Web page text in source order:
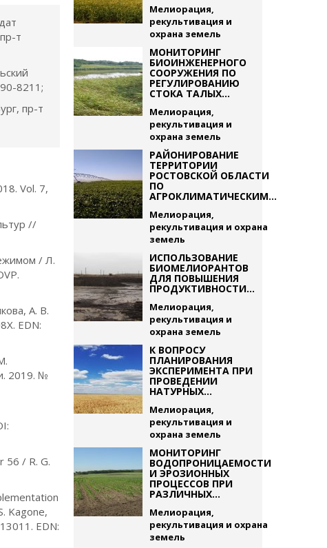
т
8211;
пр-т
Vol. 7,
//
/ Л.
А. В.
EDN:
2019. №
56 / R. G.
Kagone,
EDN:
Мелиорация,
рекультивация и
охрана земель
МОНИТОРИНГ
БИОИНЖЕНЕРНОГО
СООРУЖЕНИЯ ПО
РЕГУЛИРОВАНИЮ
СТОКА ТАЛЫХ...
Мелиорация,
рекультивация и
охрана земель
РАЙОНИРОВАНИЕ
ТЕРРИТОРИИ
РОСТОВСКОЙ ОБЛАСТИ
ПО
АГРОКЛИМАТИЧЕСКИМ...
Мелиорация,
рекультивация и охрана
земель
ИСПОЛЬЗОВАНИЕ
БИОМЕЛИОРАНТОВ
ДЛЯ ПОВЫШЕНИЯ
ПРОДУКТИВНОСТИ...
Мелиорация,
рекультивация и
охрана земель
К ВОПРОСУ
ПЛАНИРОВАНИЯ
ЭКСПЕРИМЕНТА ПРИ
ПРОВЕДЕНИИ
НАТУРНЫХ...
Мелиорация,
рекультивация и
охрана земель
МОНИТОРИНГ
ВОДОПРОНИЦАЕМОСТИ
И ЭРОЗИОННЫХ
ПРОЦЕССОВ ПРИ
РАЗЛИЧНЫХ...
Мелиорация,
рекультивация и охрана
земель